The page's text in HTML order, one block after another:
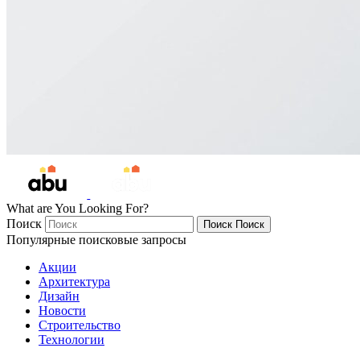
What are You Looking For?
Поиск
Поиск Поиск
Популярные поисковые запросы
Акции
Архитектура
Дизайн
Новости
Строительство
Технологии